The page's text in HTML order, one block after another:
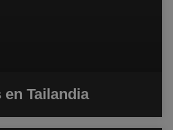
Tailandia